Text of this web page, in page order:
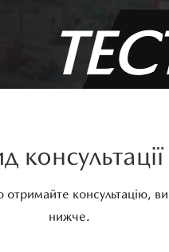
консультації
отримайте консультацію,
нижче.